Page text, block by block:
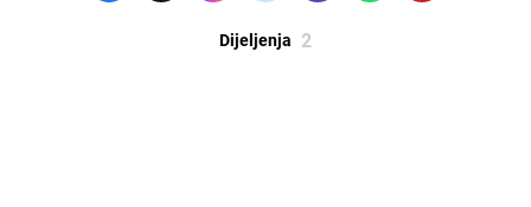
Dijeljenja 2